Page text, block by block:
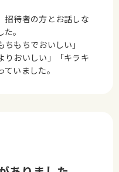
招待者の方とお話しな
。
もちでおいしい」
りおいしい」「キラキ
いました。